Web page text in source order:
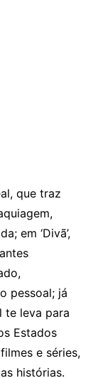
que traz
em ‘Divã’,
pessoal; já
te leva para
Estados
e séries,
histórias.